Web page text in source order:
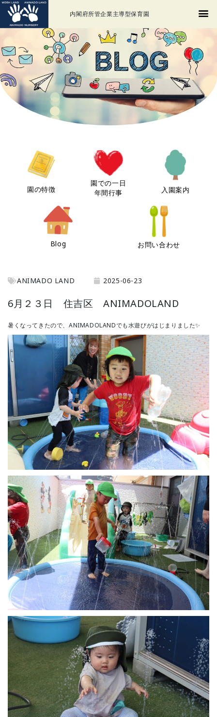
内閣府所管企業主導型保育園
園の特徴
園での一日
年間行事
入園案内
Blog お問い合わせ
ANIMADO LAND 2025-06-23
6月２３日 住吉区 ANIMADOLAND
暑くなってきたので、ANIMADOLANDでも水遊びがはじまりました✨